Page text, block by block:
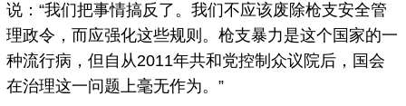
说：“我们把事情搞反了。我们不应该废除枪支安全管
理政令，而应强化这些规则。枪支暴力是这个国家的一
种流行病，但自从2011年共和党控制众议院后，国会
在治理这一问题上毫无作为。”